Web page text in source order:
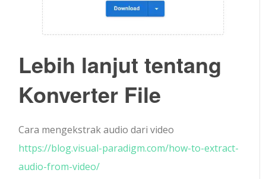
Lebih lanjut tentang
Konverter File
Cara mengekstrak audio dari video
https://blog.visual-paradigm.com/how-to-extract-
audio-from-video/